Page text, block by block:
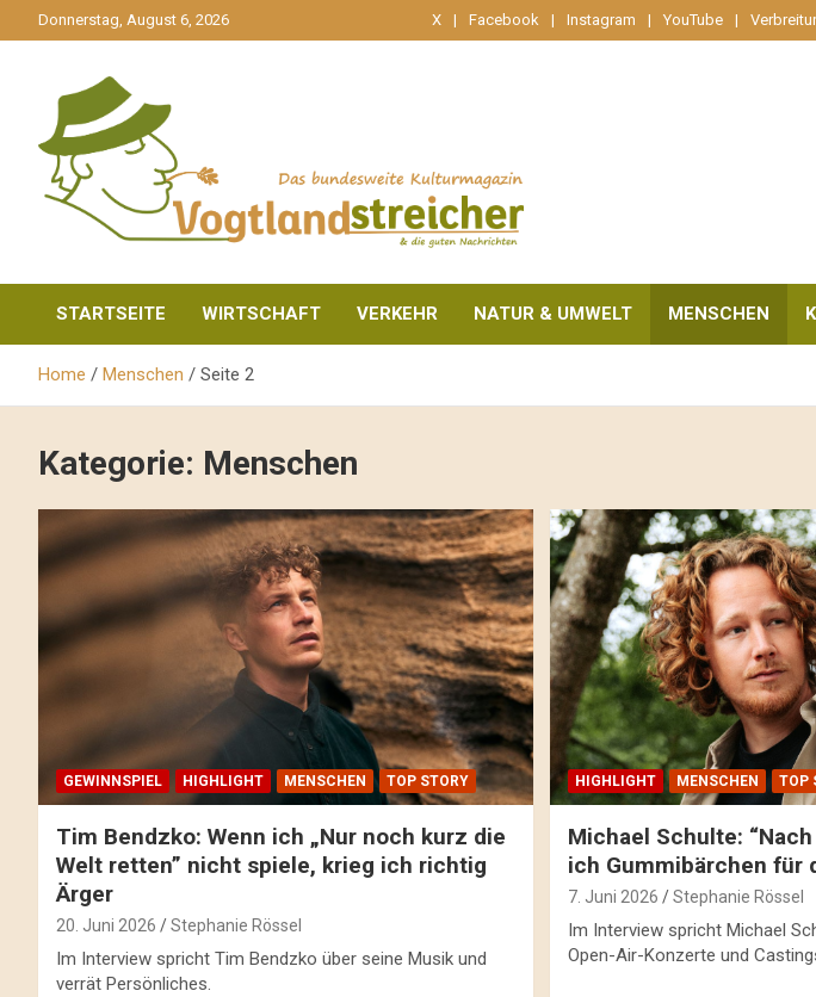
zum
Donnerstag, August 6, 2026 X Facebook Instagram YouTube
Vogtlandstreicher
STARTSEITE WIRTSCHAFT VERKEHR NATUR & UMWELT MENSCHEN
Home Menschen Seite 2
Kategorie: Menschen
GEWINNSPIEL HIGHLIGHT MENSCHEN TOP STORY
Tim Bendzko: Wenn ich „Nur noch kurz die
Welt retten” nicht spiele, krieg ich richtig
Ärger
20. Juni 2026 Stephanie Rössel
Im Interview spricht Tim Bendzko über seine Musik und
verrät Persönliches.
HIGHLIGHT MENSCHEN TOP
Michael Schulte:
ich Gummibärchen für
7. Juni 2026 Stephanie Rössel
Im Interview spricht Michael
Open-Air-Konzerte und